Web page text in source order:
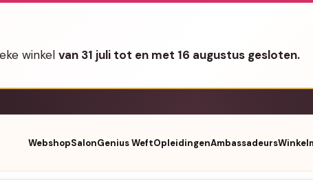
winkel van 31 juli tot en met 16 augustus gesloten.
WebshopSalonGenius WeftOpleidingenAmbassadeurs